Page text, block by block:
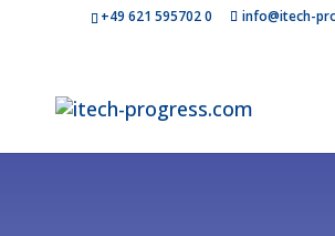
+49 621 595702 0 info@itech-